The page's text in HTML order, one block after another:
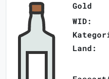
Gold
WID:
Land: